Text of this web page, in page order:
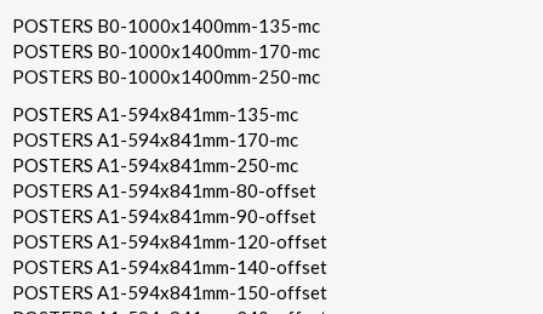
POSTERS B0-1000x1400mm-135-mc
POSTERS B0-1000x1400mm-170-mc
POSTERS B0-1000x1400mm-250-mc
POSTERS A1-594x841mm-135-mc
POSTERS A1-594x841mm-170-mc
POSTERS A1-594x841mm-250-mc
POSTERS A1-594x841mm-80-offset
POSTERS A1-594x841mm-90-offset
POSTERS A1-594x841mm-120-offset
POSTERS A1-594x841mm-140-offset
POSTERS A1-594x841mm-150-offset